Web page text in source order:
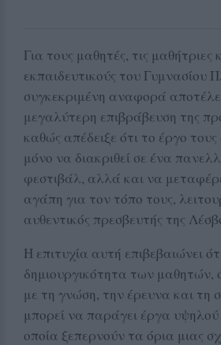
Για τους μαθητές, τις μαθήτριες
εκπαιδευτικούς του Γυμνασίου
συγκεκριμένη αναφορά
μεγαλύτερη επιβράβευση της
καθώς απέδειξε ότι το έργο
μόνο να διακριθεί σε ένα
φεστιβάλ, αλλά και να
αγάπη για τον τόπο τους,
αυθεντικός πρεσβευτής της
Η επιτυχία αυτή επιβεβαιώνει
δημιουργικότητα των μαθητών,
με τη γνώση, την έρευνα και τη
μπορεί να παράγει έργα υψηλού
οποία ξεπερνούν τα όρια μιας